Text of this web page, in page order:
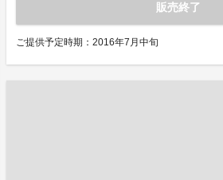
販売終了
ご提供予定時期：2016年7月中旬